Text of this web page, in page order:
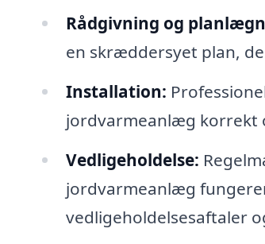
Rådgivning og
en skræddersyet plan,
Installation:
jordvarmeanlæg korrekt
Vedligeholdelse:
jordvarmeanlæg
vedligeholdelsesaftaler